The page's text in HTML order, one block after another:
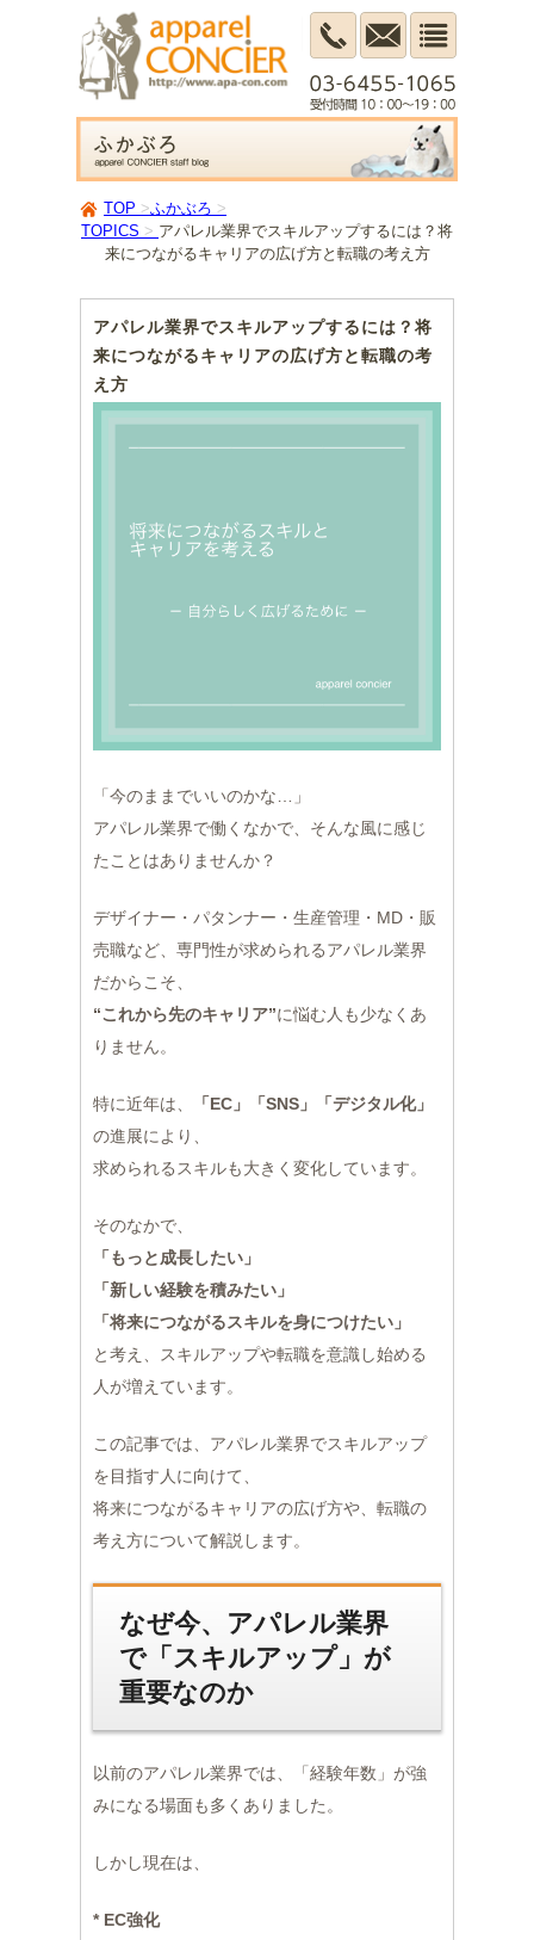
TOP
ふかぶろ
TOPICS
アパレル業界でスキルアップするには？将
来につながるキャリアの広げ方と転職の考え方
アパレル業界でスキルアップするには？将
来につながるキャリアの広げ方と転職の考
え方
「今のままでいいのかな…」
アパレル業界で働くなかで、そんな風に感じ
たことはありませんか？
デザイナー・パタンナー・生産管理・MD・販
売職など、専門性が求められるアパレル業界
だからこそ、
“これから先のキャリア”に悩む人も少なくあ
りません。
特に近年は、
「EC」「SNS」「デジタル化」
の進展により、
求められるスキルも大きく変化しています。
そのなかで、
「もっと成長したい」
「新しい経験を積みたい」
「将来につながるスキルを身につけたい」
と考え、スキルアップや転職を意識し始める
人が増えています。
この記事では、アパレル業界でスキルアップ
を目指す人に向けて、
将来につながるキャリアの広げ方や、転職の
考え方について解説します。
なぜ今、アパレル業界
で「スキルアップ」が
重要なのか
以前のアパレル業界では、「経験年数」が強
みになる場面も多くありました。
しかし現在は、
* EC強化